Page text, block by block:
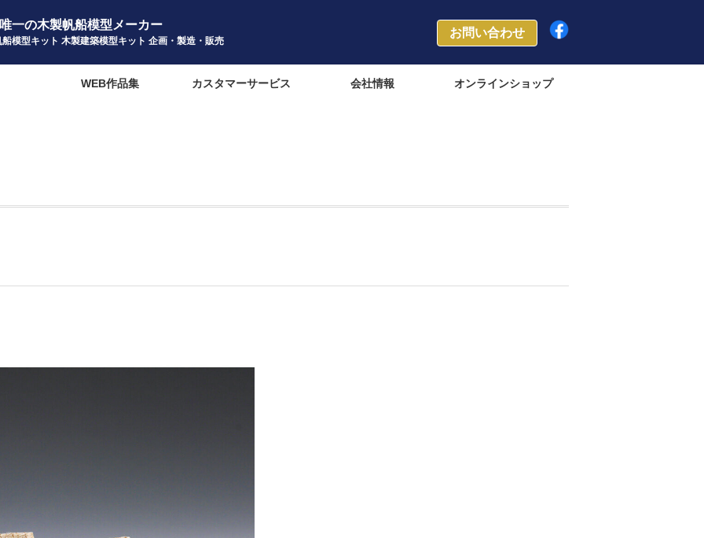
一の木製帆船模型メーカー
船模型キット 木製建築模型キット 企画・製造・販売
お問い合わせ
WEB作品集 カスタマーサービス 会社情報 オンラインショップ